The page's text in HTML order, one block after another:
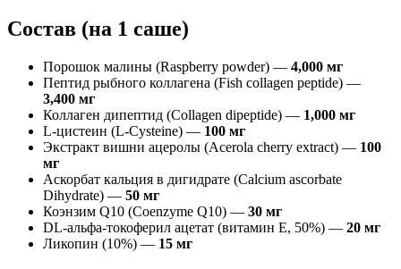
Состав (на 1 саше)
Порошок малины (Raspberry powder) — 4,000 мг
Пептид рыбного коллагена (Fish collagen peptide) —
3,400 мг
Коллаген дипептид (Collagen dipeptide) — 1,000 мг
L-цистеин (L-Cysteine) — 100 мг
Экстракт вишни ацеролы (Acerola cherry extract) — 100
мг
Аскорбат кальция в дигидрате (Calcium ascorbate
Dihydrate) — 50 мг
Коэнзим Q10 (Coenzyme Q10) — 30 мг
DL-альфа-токоферил ацетат (витамин E, 50%) — 20 мг
Ликопин (10%) — 15 мг